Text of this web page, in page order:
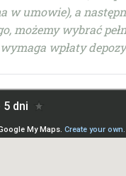
w umowie), a
możemy wybrać
wpłaty